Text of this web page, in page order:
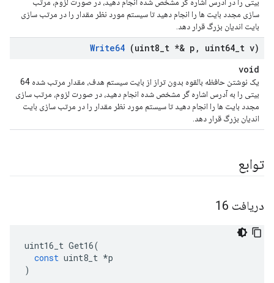
سازی مجدد بایت ها را انجام دهید تا سیستم مورد نظر مقدار را در مرتب سازی
بایت اندیان بزرگ قرار دهد.
Write64 (uint8 t *& p , uint64 t v)
void
یک نوشتن حافظه بالقوه بدون تراز از بایت سیستم هدف، مقدار مرتب شده 64
بیتی را به آدرس اشاره گر مشخص شده انجام دهید، در صورت لزوم، مرتب سازی
مجدد بایت ها را انجام دهید تا سیستم مورد نظر مقدار را در مرتب سازی بایت
اندیان بزرگ قرار دهد.
توابع
دریافت 16
uint16_t Get16(
const uint8_t *p
)